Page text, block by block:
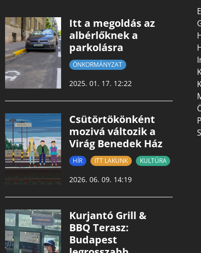
Itt a megoldás az
albérlőknek a
parkolásra
ÖNKORMÁNYZAT
2025. 01. 17. 12:22
Csütörtökönként
mozivá változik a
Virág Benedek Ház
HÍR ITT LAKUNK KULTÚRA
2026. 06. 09. 14:19
Kurjantó Grill &
BBQ Terasz:
Budapest